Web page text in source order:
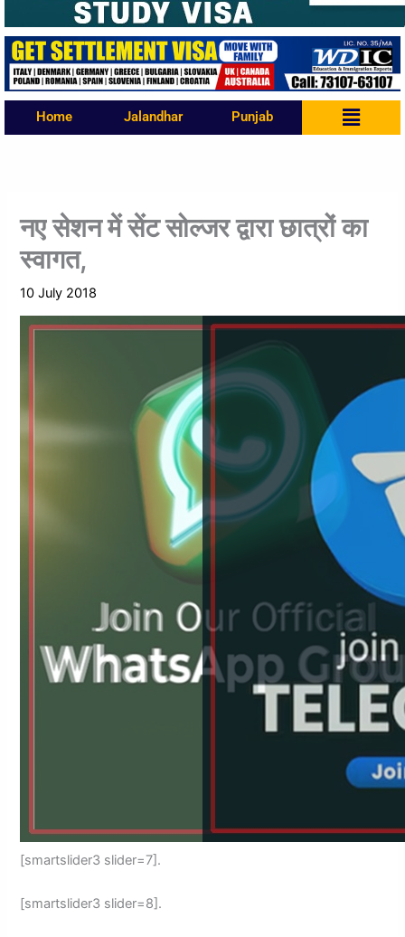
Home Jalandhar Punjab Menu
नए सेशन में सेंट सोल्जर द्वारा छात्रों का
स्वागत,
10 July 2018
[smartslider3 slider=7].
[smartslider3 slider=8].